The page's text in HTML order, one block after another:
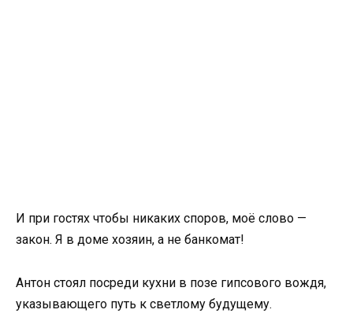
И при гостях чтобы никаких споров, моё слово —
закон. Я в доме хозяин, а не банкомат!
Антон стоял посреди кухни в позе гипсового вождя,
указывающего путь к светлому будущему.